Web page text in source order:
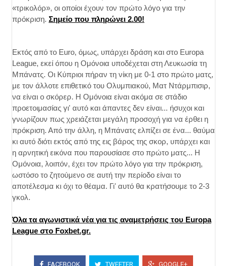
«τρικολόρ», οι οποίοι έχουν τον πρώτο λόγο για την
πρόκριση. Σημείο που πληρώνει 2.00!
Εκτός από το Euro, όμως, υπάρχει δράση και στο Europa
League, εκεί όπου η Ομόνοια υποδέχεται στη Λευκωσία τη
Μπάνατς. Οι Κύπριοι πήραν τη νίκη με 0-1 στο πρώτο ματς,
με τον άλλοτε επιθετικό του Ολυμπιακού, Ματ Ντάρμπισιρ,
να είναι ο σκόρερ. Η Ομόνοια είναι ακόμα σε στάδιο
προετοιμασίας γι' αυτό και άπαντες δεν είναι... ήσυχοι και
γνωρίζουν πως χρειάζεται μεγάλη προσοχή για να έρθει η
πρόκριση. Από την άλλη, η Μπάνατς ελπίζει σε ένα... θαύμα
κι αυτό διότι εκτός από της εις βάρος της σκορ, υπάρχει και
η αρνητική εικόνα που παρουσίασε στο πρώτο ματς... Η
Ομόνοια, λοιπόν, έχει τον πρώτο λόγο για την πρόκριση,
ωστόσο το ζητούμενο σε αυτή την περίοδο είναι το
αποτέλεσμα κι όχι το θέαμα. Γι' αυτό θα κρατήσουμε το 2-3
γκολ.
Όλα τα αγωνιστικά νέα για τις αναμετρήσεις του Europa
League στο Foxbet.gr.
FACEBOOK TWEETER GOOGLE+